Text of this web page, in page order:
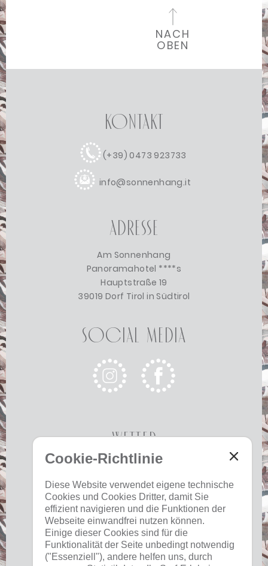
Cookie-Richtlinie
Diese Website verwendet eigene technische
Cookies und Cookies Dritter, damit Sie
effizient navigieren und die Funktionen der
Webseite einwandfrei nutzen können.
Einige dieser Cookies sind für die
Funktionalität der Seite unbedingt notwendig
("Essenziell"), andere helfen uns, durch
NACH
OBEN
Kontakt
(+39) 0473 923733
info@sonnenhang.it
Adresse
Am Sonnenhang
Panoramahotel ****s
Hauptstraße 19
39019 Dorf Tirol in Südtirol
Social Media
Wetter
Heute Morgen
©Landeswetterdienst
19 °C 33 °C 19 °C 33 °C 18 °C 34 °C